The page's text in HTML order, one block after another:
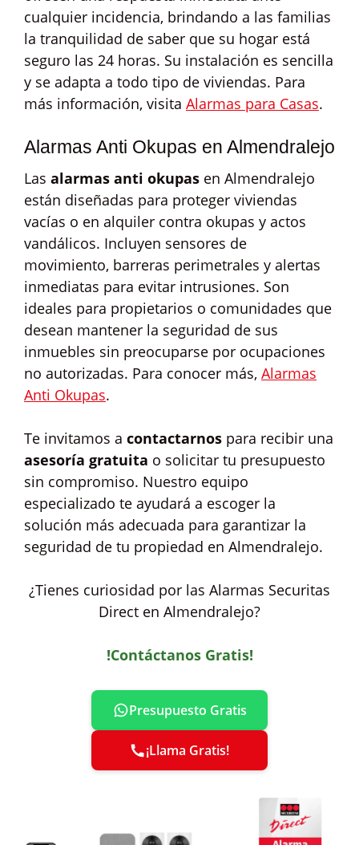
cualquier incidencia, brindando a las familias
la tranquilidad de saber que su hogar está
seguro las 24 horas. Su instalación es sencilla
y se adapta a todo tipo de viviendas. Para
más información, visita Alarmas para Casas.
Alarmas Anti Okupas en Almendralejo
Las alarmas anti okupas en Almendralejo
están diseñadas para proteger viviendas
vacías o en alquiler contra okupas y actos
vandálicos. Incluyen sensores de
movimiento, barreras perimetrales y alertas
inmediatas para evitar intrusiones. Son
ideales para propietarios o comunidades que
desean mantener la seguridad de sus
inmuebles sin preocuparse por ocupaciones
no autorizadas. Para conocer más, Alarmas
Anti Okupas.
Te invitamos a contactarnos para recibir una
asesoría gratuita o solicitar tu presupuesto
sin compromiso. Nuestro equipo
especializado te ayudará a escoger la
solución más adecuada para garantizar la
seguridad de tu propiedad en Almendralejo.
¿Tienes curiosidad por las Alarmas Securitas
Direct en Almendralejo?
!Contáctanos Gratis!
Presupuesto Gratis
¡Llama Gratis!